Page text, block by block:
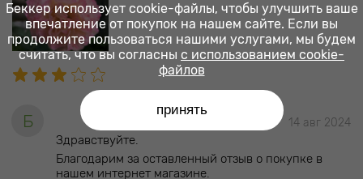
Б 14 авг 2024
Здравствуйте.
Благодарим за оставленный отзыв о покупке в
нашем интернет магазине.
Беккер использует cookie-файлы, чтобы улучшить ваше
впечатление от покупок на нашем сайте. Если вы
продолжите пользоваться нашими услугами, мы будем
считать, что вы согласны с использованием cookie-
файлов
принять